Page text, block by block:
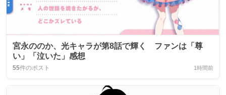
宮永ののか、光キャラが第8話で輝く ファンは「尊
い」「泣いた」感想
55件のポスト 1時間前